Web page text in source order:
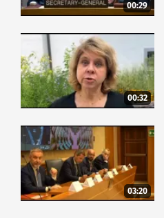
00:29
00:32
03:20